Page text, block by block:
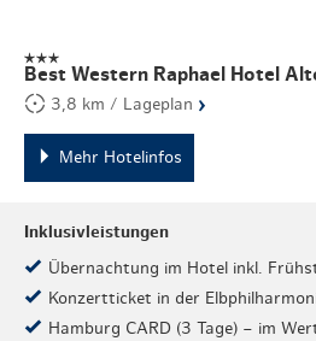
Best Western Raphael Hotel
3,8 km / Lageplan ›
Mehr Hotelinfos
Inklusivleistungen
Übernachtung im Hotel inkl.
Konzertticket in der
Hamburg CARD (3 Tage) – im